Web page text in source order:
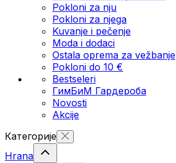
Pokloni za nju
Pokloni za njega
Kuvanje i pečenje
Moda i dodaci
Ostala oprema za vežbanje
Pokloni do 10 €
Bestseleri
ГимБиМ Гардeробa
Novosti
Akcije
Категорије
Hrana